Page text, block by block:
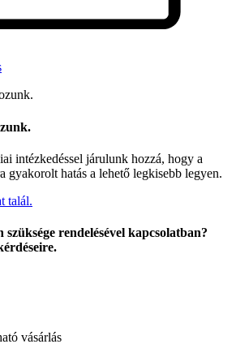
intézkedéssel járulunk hozzá, hogy a
gyakorolt hatás a lehető legkisebb legyen.
talál.
szüksége rendelésével kapcsolatban?
vásárlás